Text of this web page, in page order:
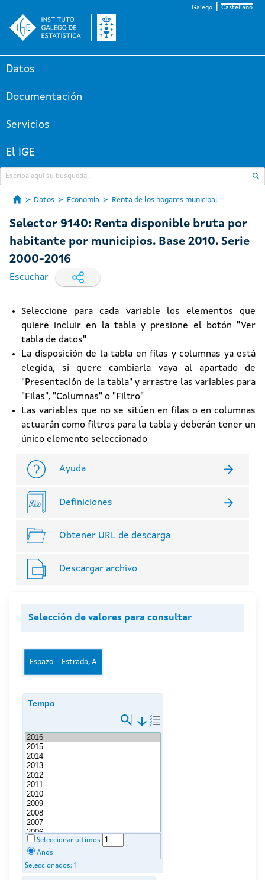
Galego Castellano
Datos
Documentación
Servicios
El IGE
Datos Economía Renta de los hogares municipal
Selector 9140: Renta disponible bruta por
habitante por municipios. Base 2010. Serie
2000-2016
Escuchar
Seleccione para cada variable los elementos que
quiere incluir en la tabla y presione el botón "Ver
tabla de datos"
La disposición de la tabla en filas y columnas ya está
elegida, si quere cambiarla vaya al apartado de
"Presentación de la tabla" y arrastre las variables para
"Filas", "Columnas" o "Filtro"
Las variables que no se sitúen en filas o en columnas
actuarán como filtros para la tabla y deberán tener un
único elemento seleccionado
Ayuda
Definiciones
Obtener URL de descarga
Descargar archivo
Selección de valores para consultar
Espazo = Estrada, A
Tempo
arrow_downward
Seleccionar últimos
Anos
Seleccionados: 1